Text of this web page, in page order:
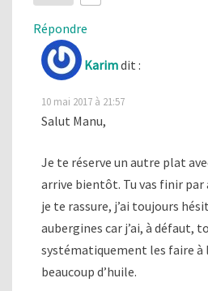
Répondre
Karimdit :
10 mai 2017 à 21:57
Salut Manu,
Je te réserve un autre plat
arrive bientôt. Tu vas finir par
je te rassure, j’ai toujours
aubergines car j’ai, à défaut,
systématiquement les faire à
beaucoup d’huile.